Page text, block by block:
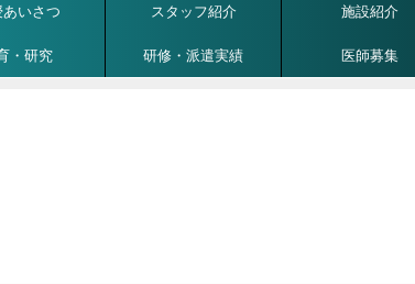
いさつ スタッフ紹介 施設紹介
・研究 研修・派遣実績 医師募集